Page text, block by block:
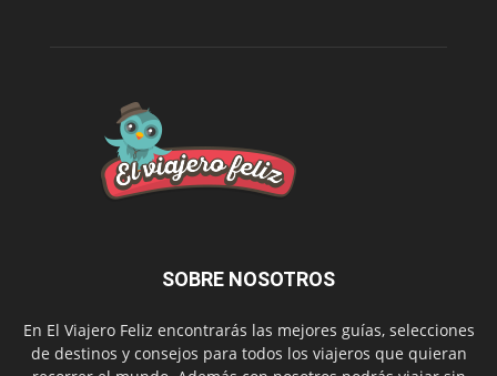
SOBRE NOSOTROS
En El Viajero Feliz encontrarás las mejores guías, selecciones
de destinos y consejos para todos los viajeros que quieran